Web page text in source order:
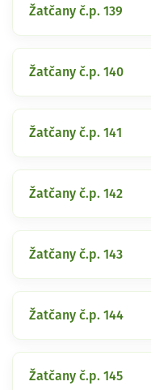
Žatčany č.p. 139
Žatčany č.p. 140
Žatčany č.p. 141
Žatčany č.p. 142
Žatčany č.p. 143
Žatčany č.p. 144
Žatčany č.p. 145